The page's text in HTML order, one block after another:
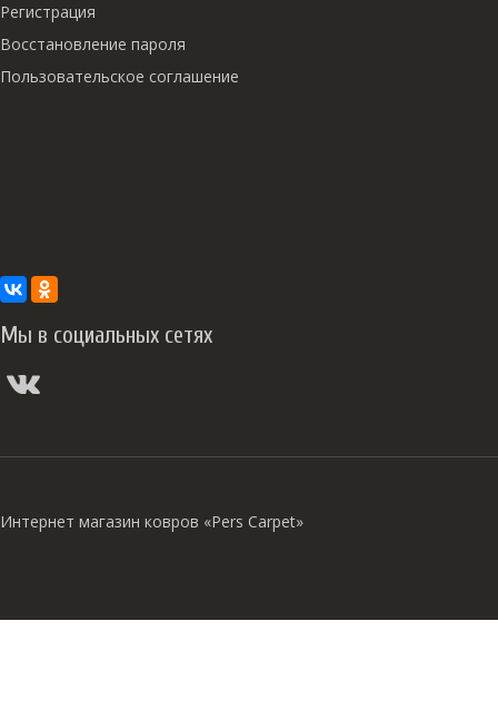
Регистрация
Восстановление пароля
Пользовательское соглашение
Мы в социальных сетях
Интернет магазин ковров «Pers Carpet»